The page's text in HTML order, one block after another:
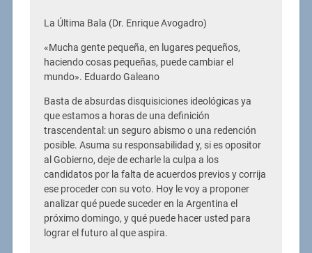
La Última Bala (Dr. Enrique Avogadro)
«Mucha gente pequeña, en lugares pequeños,
haciendo cosas pequeñas, puede cambiar el
mundo». Eduardo Galeano
Basta de absurdas disquisiciones ideológicas ya
que estamos a horas de una definición
trascendental: un seguro abismo o una redención
posible. Asuma su responsabilidad y, si es opositor
al Gobierno, deje de echarle la culpa a los
candidatos por la falta de acuerdos previos y corrija
ese proceder con su voto. Hoy le voy a proponer
analizar qué puede suceder en la Argentina el
próximo domingo, y qué puede hacer usted para
lograr el futuro al que aspira.